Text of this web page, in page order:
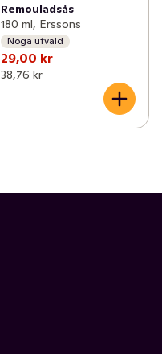
Remouladsås
180 ml, Erssons
Noga utvald
29,00 kr
38,76 kr